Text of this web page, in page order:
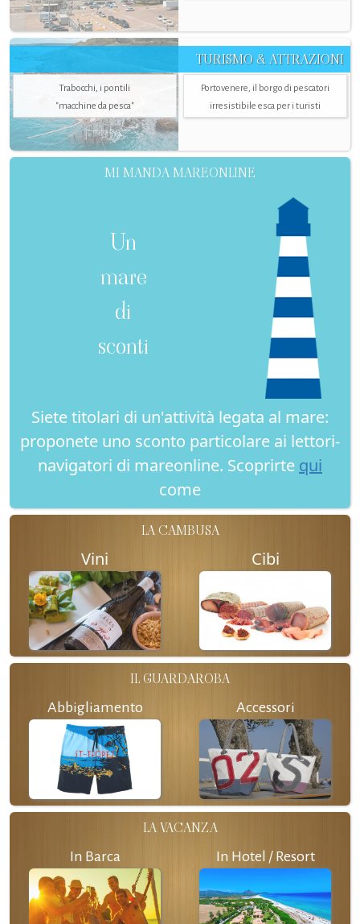
TURISMO & ATTRAZIONI
Trabocchi, i pontili
"macchine da pesca"
Portovenere, il borgo di pescatori
irresistibile esca per i turisti
MI MANDA MAREONLINE
Un
mare
di
sconti
Siete titolari di un'attività legata al mare:
proponete uno sconto particolare ai lettori-
navigatori di mareonline. Scoprirte qui
come
LA CAMBUSA
Vini Cibi
IL GUARDAROBA
Abbigliamento Accessori
LA VACANZA
In Barca In Hotel / Resort